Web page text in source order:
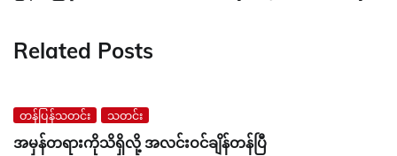
Related Posts
တန်ပြန်သတင်း သတင်း
အမှန်တရားကိုသိရှိလို့ အလင်းဝင်ချိန်တန်ပြီ